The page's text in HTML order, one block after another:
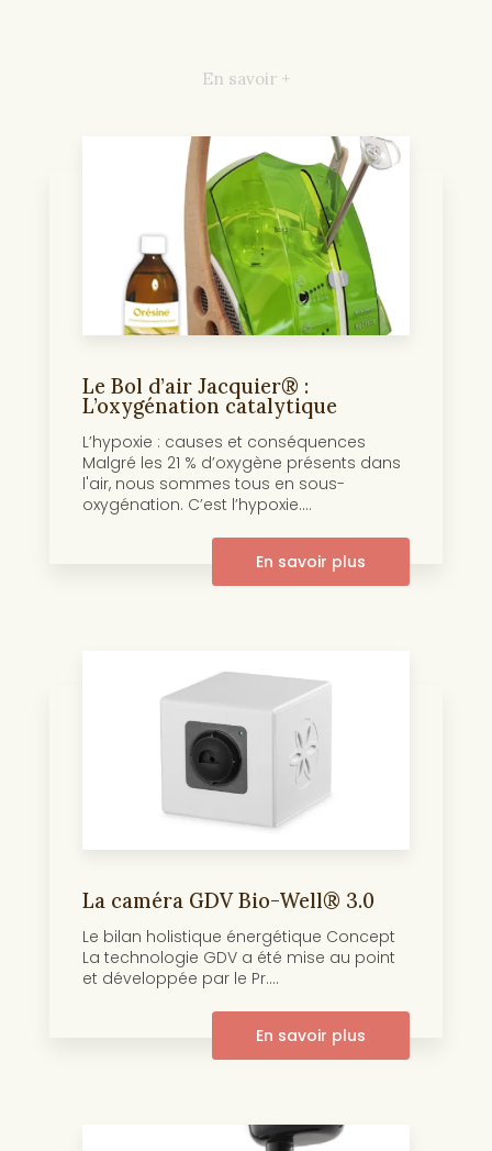
En savoir +
Le Bol d’air Jacquier® :
L’oxygénation catalytique
L’hypoxie : causes et conséquences
Malgré les 21 % d’oxygène présents dans
l'air, nous sommes tous en sous-
oxygénation. C’est l’hypoxie....
En savoir plus
La caméra GDV Bio-Well® 3.0
Le bilan holistique énergétique Concept
La technologie GDV a été mise au point
et développée par le Pr....
En savoir plus